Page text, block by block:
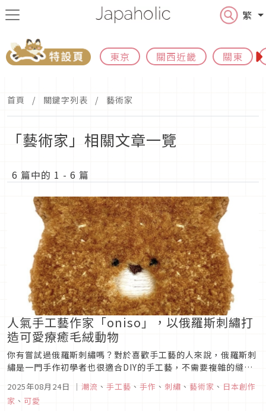
繁
東京 關西近畿 關東
首頁 關鍵字列表 藝術家
「藝術家」相關文章一覽
6 篇中的 1 - 6 篇
人氣手工藝作家「oniso」，以俄羅斯刺繡打
造可愛療癒毛絨動物
你有嘗試過俄羅斯刺繡嗎？對於喜歡手工藝的人來說，俄羅斯刺
繡是一門手作初學者也很適合DIY的手工藝，不需要複雜的縫紉
體圖案。在日本就有一位專門以俄羅斯刺繡來創作的手工藝作
家，就讓我們一起來欣賞他以巧手打造的毛絨小動物們吧！
2025年08月24日 ｜ 潮流 、 手工藝 、 手作 、 刺繡 、 藝術家 、 日本創作
家 、 可愛